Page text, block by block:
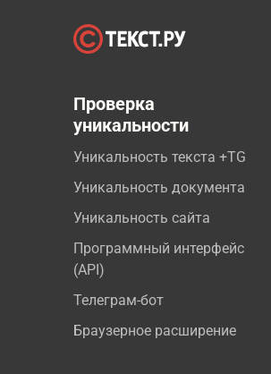
Проверка
уникальности
Уникальность текста +TG
Уникальность документа
Уникальность сайта
Программный интерфейс
(API)
Телеграм-бот
Браузерное расширение